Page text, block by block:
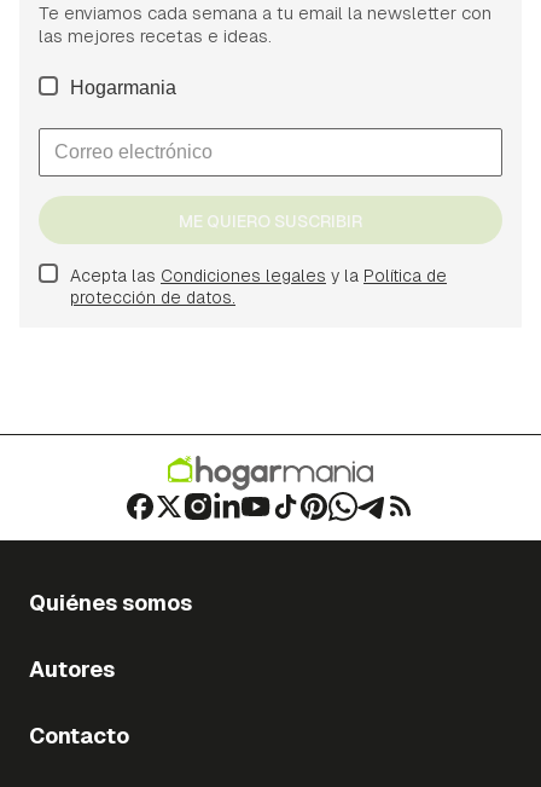
Te enviamos cada semana a tu email la newsletter con
las mejores recetas e ideas.
Hogarmania
ME QUIERO SUSCRIBIR
Acepta las Condiciones legales y la Política de
protección de datos.
Quiénes somos
Autores
Contacto